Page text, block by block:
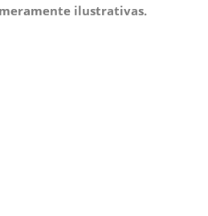
ilustrativas.